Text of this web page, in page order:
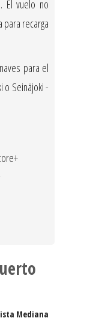
El vuelo no
para recarga
para el
o Seinäjoki -
Mediana